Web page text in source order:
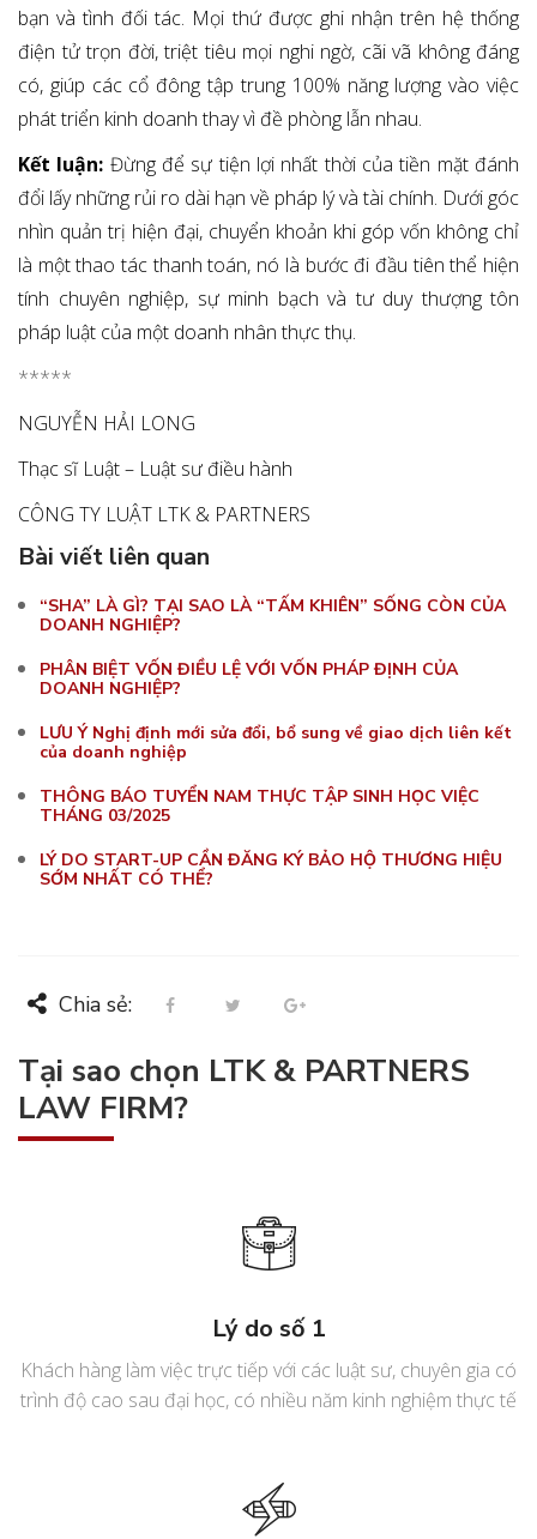
bạn và tình đối tác. Mọi thứ được ghi nhận trên hệ thống
điện tử trọn đời, triệt tiêu mọi nghi ngờ, cãi vã không đáng
có, giúp các cổ đông tập trung 100% năng lượng vào việc
phát triển kinh doanh thay vì đề phòng lẫn nhau.
Kết luận: Đừng để sự tiện lợi nhất thời của tiền mặt đánh
đổi lấy những rủi ro dài hạn về pháp lý và tài chính. Dưới góc
nhìn quản trị hiện đại, chuyển khoản khi góp vốn không chỉ
là một thao tác thanh toán, nó là bước đi đầu tiên thể hiện
tính chuyên nghiệp, sự minh bạch và tư duy thượng tôn
pháp luật của một doanh nhân thực thụ.
*****
NGUYỄN HẢI LONG
Thạc sĩ Luật – Luật sư điều hành
CÔNG TY LUẬT LTK & PARTNERS
Bài viết liên quan
“SHA” LÀ GÌ? TẠI SAO LÀ “TẤM KHIÊN” SỐNG CÒN CỦA
DOANH NGHIỆP?
PHÂN BIỆT VỐN ĐIỀU LỆ VỚI VỐN PHÁP ĐỊNH CỦA
DOANH NGHIỆP?
LƯU Ý Nghị định mới sửa đổi, bổ sung về giao dịch liên kết
của doanh nghiệp
THÔNG BÁO TUYỂN NAM THỰC TẬP SINH HỌC VIỆC
THÁNG 03/2025
LÝ DO START-UP CẦN ĐĂNG KÝ BẢO HỘ THƯƠNG HIỆU
SỚM NHẤT CÓ THỂ?
Chia sẻ:
Tại sao chọn LTK & PARTNERS
LAW FIRM?
Lý do số 1
Khách hàng làm việc trực tiếp với các luật sư, chuyên gia có
trình độ cao sau đại học, có nhiều năm kinh nghiệm thực tế